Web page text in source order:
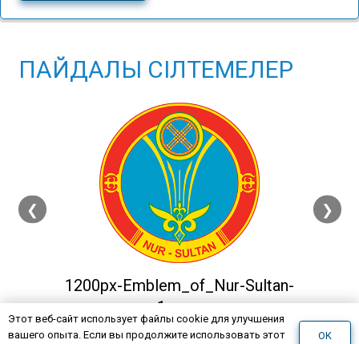
ПАЙДАЛЫ СІЛТЕМЕЛЕР
❮
1200px-Emblem_of_Nur-Sultan-
1.svg_
❯
Этот веб-сайт использует файлы cookie для улучшения
вашего опыта. Если вы продолжите использовать этот
OK